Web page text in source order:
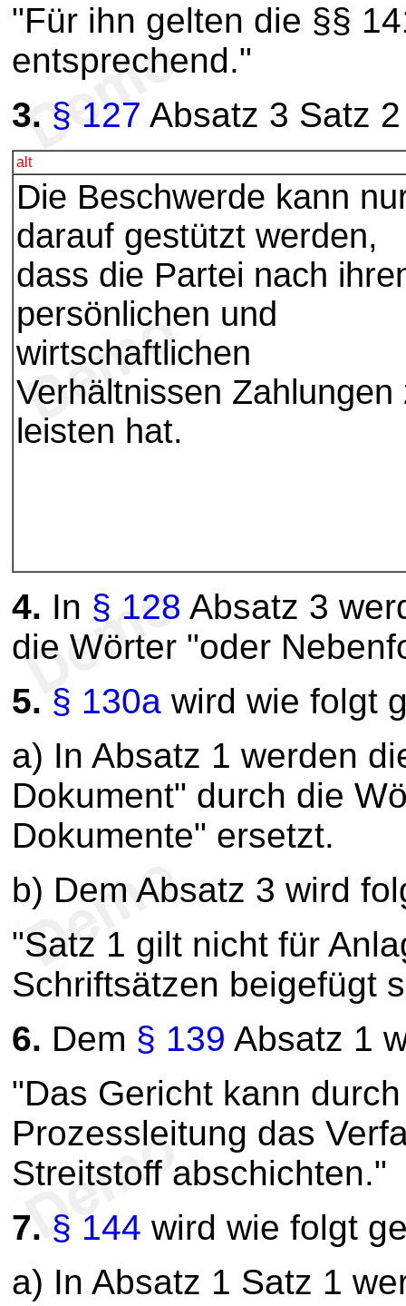
"Für ihn gelten die §§
entsprechend."
3. § 127 Absatz 3 Satz
alt
Die Beschwerde kann
darauf gestützt werden,
dass die Partei nach
persönlichen und
wirtschaftlichen
Verhältnissen Zahlungen
leisten hat.
4. In § 128 Absatz 3
die Wörter "oder
5. § 130a wird wie folgt
a) In Absatz 1 werden
Dokument" durch die
Dokumente" ersetzt.
b) Dem Absatz 3 wird
"Satz 1 gilt nicht für
Schriftsätzen beigefügt
6. Dem § 139 Absatz 1
"Das Gericht kann
Prozessleitung das
Streitstoff abschichten."
7. § 144 wird wie folgt
a) In Absatz 1 Satz 1